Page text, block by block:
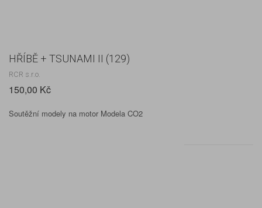
HŘÍBĚ + TSUNAMI II (129)
RCR s.r.o.
150,00 Kč
Soutěžní modely na motor Modela CO2